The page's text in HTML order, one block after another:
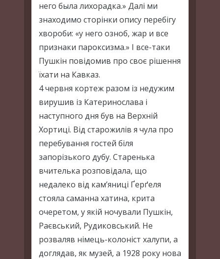
него была лихорадка.» Далі ми
знаходимо сторінки опису перебігу
хвороби: «у него озноб, жар и все
признаки пароксизма.» І все-таки
Пушкін повідомив про своє рішення
їхати на Кавказ.
4 червня кортеж разом із недужим
вирушив із Катеринослава і
наступного дня був на Верхній
Хортиці. Від старожилів я чула про
перебування гостей біля
запорізького дубу. Старенька
вчителька розповідала, що
недалеко від кам’яниці Ґерґеля
стояла саманна хатина, крита
очеретом, у якій ночували Пушкін,
Раєвський, Рудиковський. Не
розваляв німець-колоніст халупи, а
доглядав, як музей, а 1928 року нова